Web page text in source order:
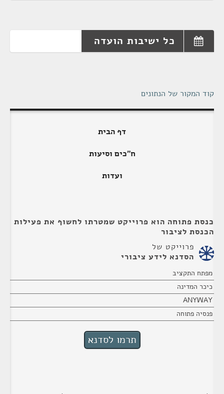
כל ישיבות הועדה
קוד המקור של הנתונים
דף הבית
ח"כים וסיעות
ועדות
כנסת פתוחה הוא פרוייקט שמטרתו לחשוף את פעילות
הכנסת לציבור
פרוייקט של
הסדנא לידע ציבורי
מפתח התקציב
כיכר המדינה
ANYWAY
פנסיה פתוחה